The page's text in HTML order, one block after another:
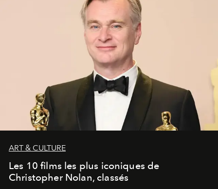
ART & CULTURE
Les 10 films les plus iconiques de
Christopher Nolan, classés